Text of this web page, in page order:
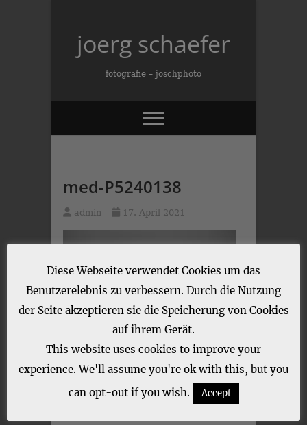
contentjoerg schaefer
fotografie – joschphoto
med-P5240138
admin 17. April 2021
CATEGORY :
Diese Webseite verwendet Cookies um das
Benutzerelebnis zu verbessern. Durch die Nutzung
der Seite akzeptieren sie die Speicherung von Cookies
auf ihrem Gerät.
This website uses cookies to improve your
experience. We'll assume you're ok with this, but you
can opt-out if you wish.
Accept